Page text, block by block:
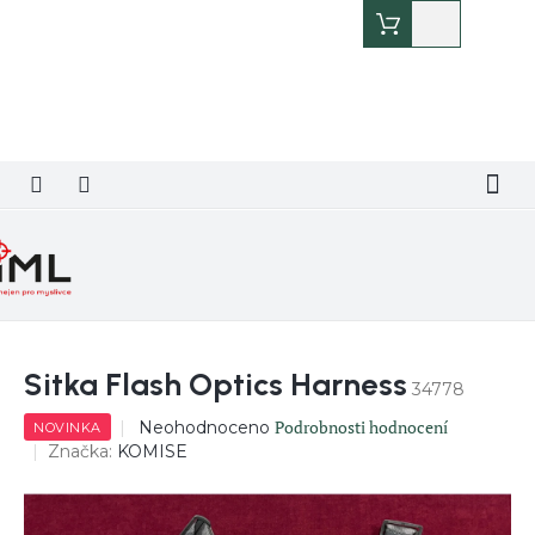
košík
Sitka Flash Optics Harness 34778
NOVINKA
Průměrné
hodnocení
je
Neohodnoceno Podrobnosti hodnocení
Značka: KOMISE